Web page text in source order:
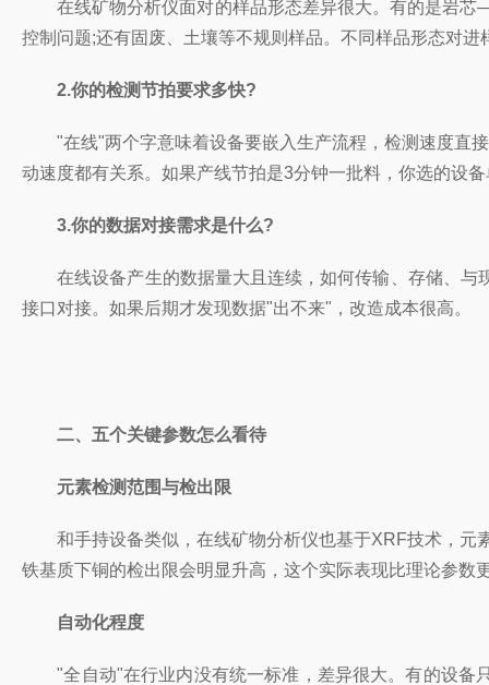
在线矿物分析仪面对的样品形态差异很大。有的是岩芯
控制问题;还有固废、土壤等不规则样品。不同样品形态对
2.你的检测节拍要求多快?
"在线"两个字意味着设备要嵌入生产流程，检测速度直接
动速度都有关系。如果产线节拍是3分钟一批料，你选的设
3.你的数据对接需求是什么?
在线设备产生的数据量大且连续，如何传输、存储、与
接口对接。如果后期才发现数据"出不来"，改造成本很高。
二、五个关键参数怎么看待
元素检测范围与检出限
和手持设备类似，在线矿物分析仪也基于XRF技术，元
铁基质下铜的检出限会明显升高，这个实际表现比理论参数
自动化程度
"全自动"在行业内没有统一标准，差异很大。有的设备只